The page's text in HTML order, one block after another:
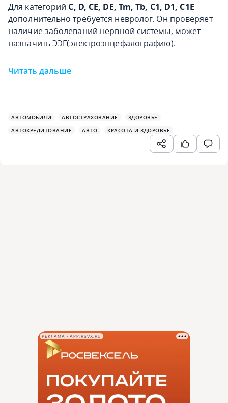
Для категорий C, D, CE, DE, Tm, Tb, C1, D1, C1E
дополнительно требуется невролог. Он проверяет
наличие заболеваний нервной системы, может
назначить ЭЭГ(электроэнцефалографию).
Читать дальше
АВТОМОБИЛИ АВТОСТРАХОВАНИЕ
ЗДОРОВЬЕ
АВТОКРЕДИТОВАНИЕ
АВТО КРАСОТА И ЗДОРОВЬЕ
РЕКЛАМА • APP.RSVX.RU